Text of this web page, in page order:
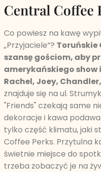
Central Coffee
Co powiesz na kawę
„Przyjaciele”? Toruńskie
szansę gościom, aby
amerykańskiego show
Rachel, Joey,
znajduje się na ul.
"Friends" czekają same
dekoracje i kawa
tylko część klimatu, jaki
Coffee Perks. Przytulna
świetnie miejsce do
trzeba zobaczyć je na